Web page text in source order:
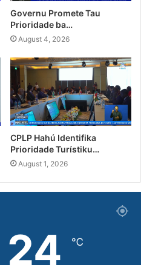
Governu Promete Tau
Prioridade ba…
August 4, 2026
CPLP Hahú Identifika
Prioridade Turístiku…
August 1, 2026
24 ℃